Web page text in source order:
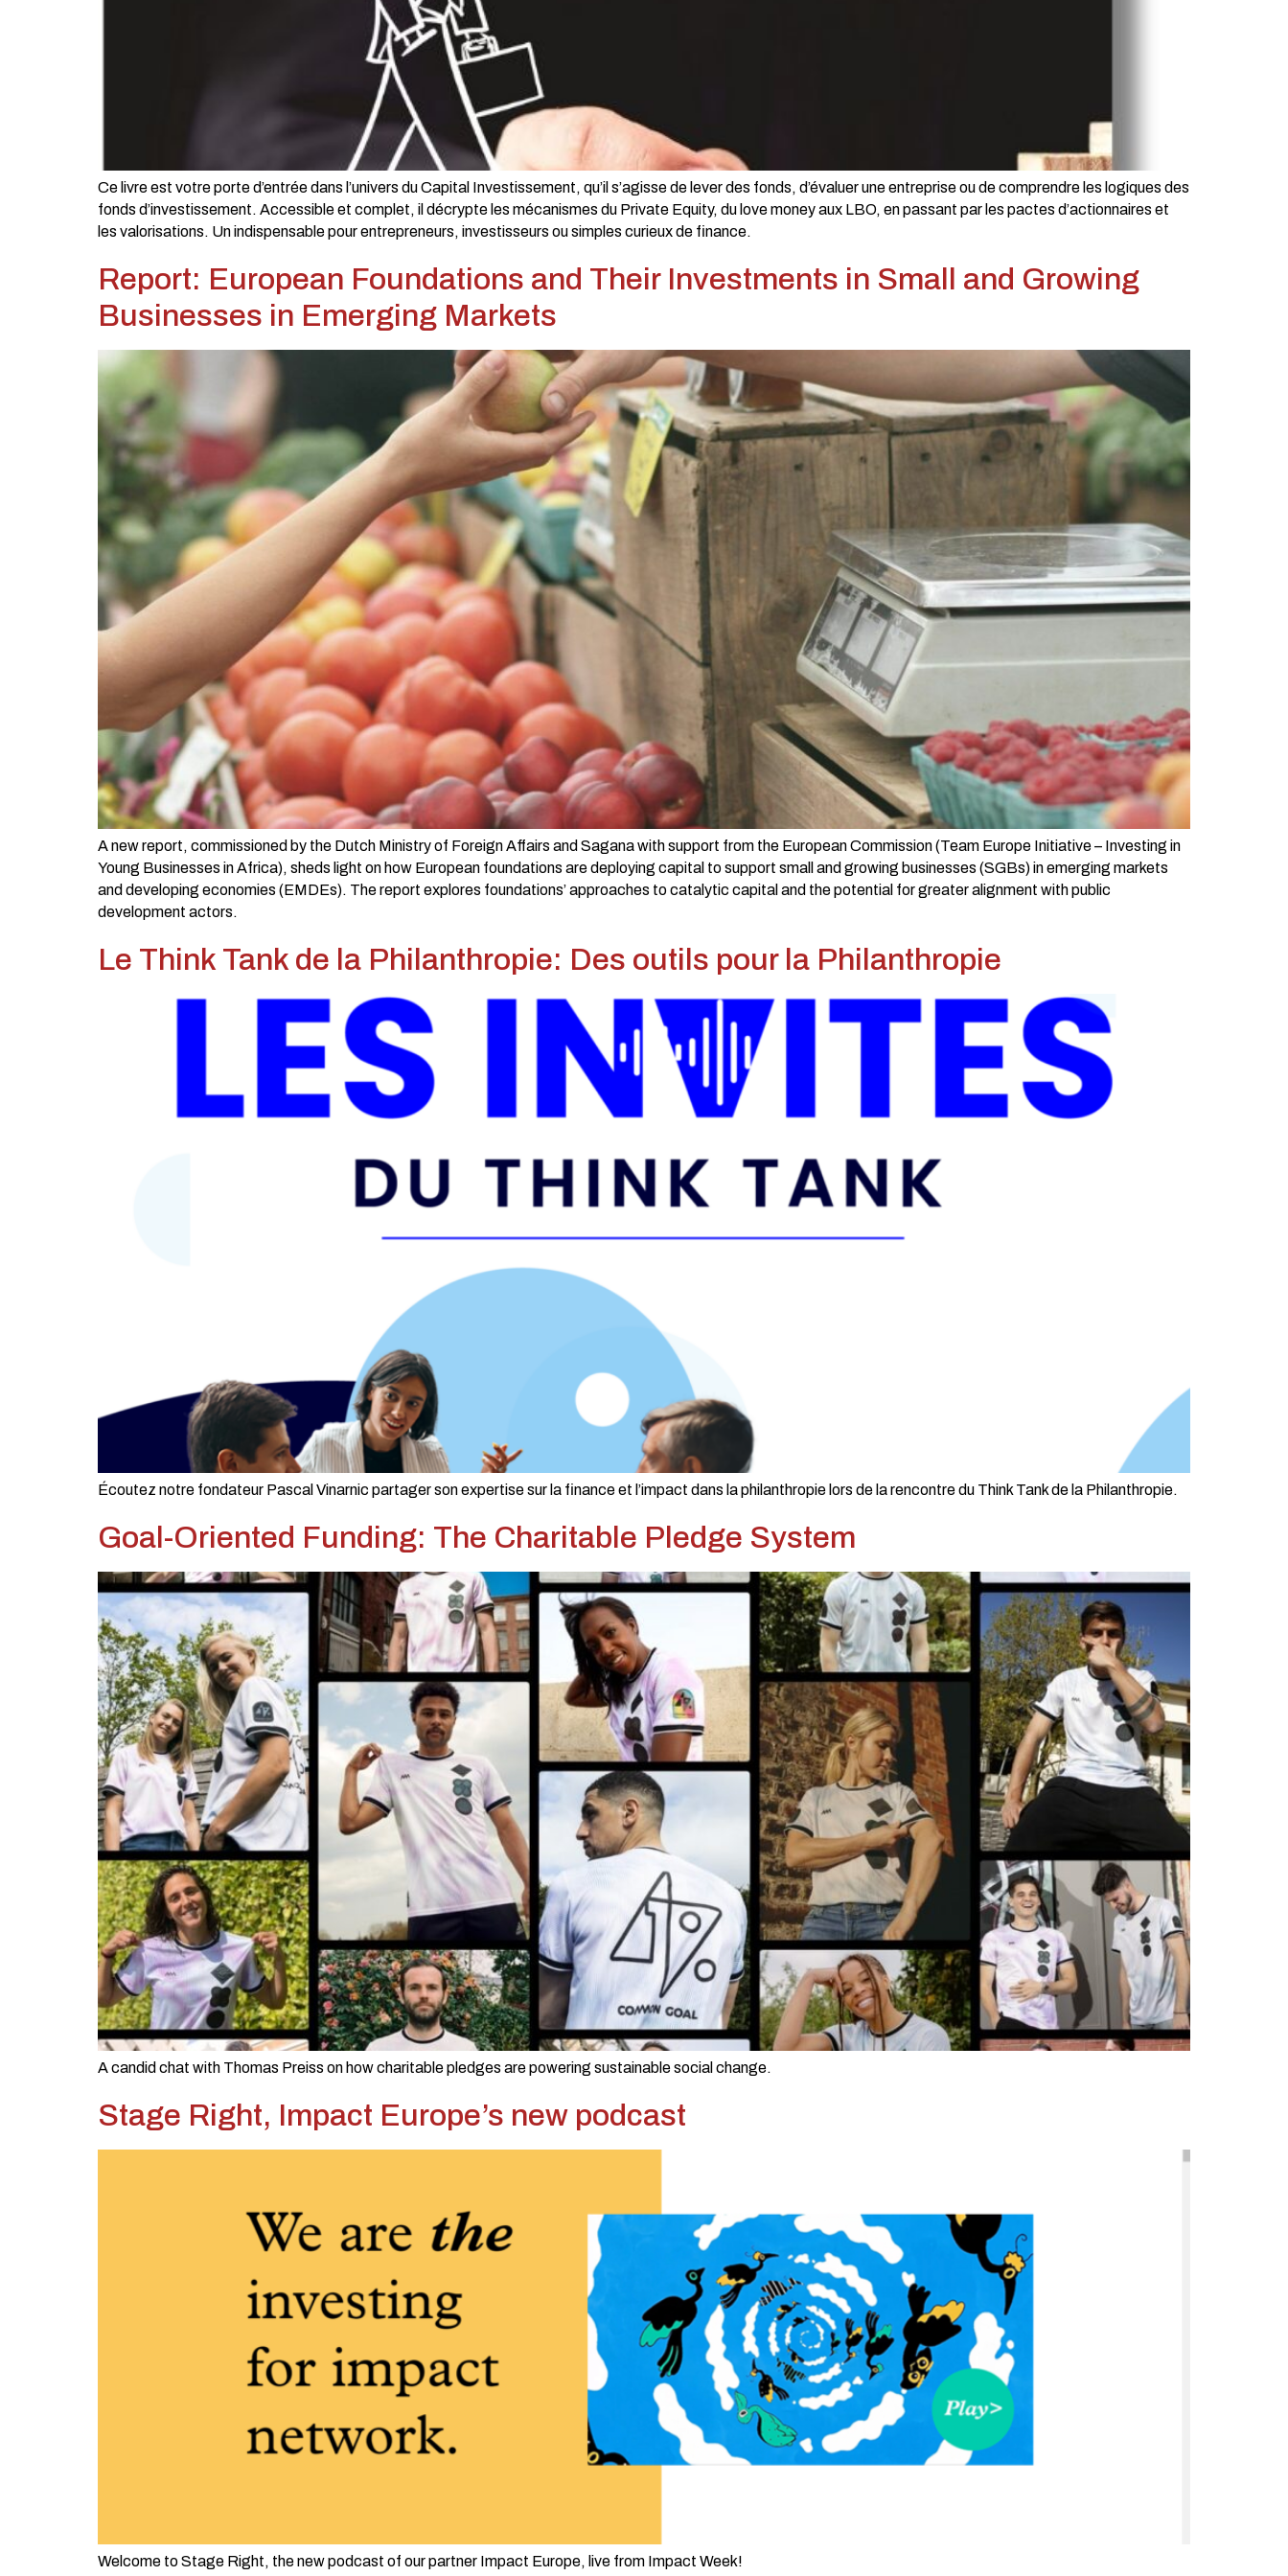
Ce livre est votre porte d’entrée dans l’univers du Capital Investissement, qu’il s’agisse de lever des fonds, d’évaluer une entreprise ou de comprendre les logiques des
fonds d’investissement. Accessible et complet, il décrypte les mécanismes du Private Equity, du love money aux LBO, en passant par les pactes d’actionnaires et
les valorisations. Un indispensable pour entrepreneurs, investisseurs ou simples curieux de finance.
Report: European Foundations and Their Investments in Small and Growing
Businesses in Emerging Markets
A new report, commissioned by the Dutch Ministry of Foreign Affairs and Sagana with support from the European Commission (Team Europe Initiative – Investing in
Young Businesses in Africa), sheds light on how European foundations are deploying capital to support small and growing businesses (SGBs) in emerging markets
and developing economies (EMDEs). The report explores foundations’ approaches to catalytic capital and the potential for greater alignment with public
development actors.
Le Think Tank de la Philanthropie: Des outils pour la Philanthropie
Écoutez notre fondateur Pascal Vinarnic partager son expertise sur la finance et l’impact dans la philanthropie lors de la rencontre du Think Tank de la Philanthropie.
Goal-Oriented Funding: The Charitable Pledge System
A candid chat with Thomas Preiss on how charitable pledges are powering sustainable social change.
Stage Right, Impact Europe’s new podcast
Welcome to Stage Right, the new podcast of our partner Impact Europe, live from Impact Week!